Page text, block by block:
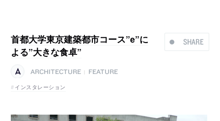
SHARE
首都大学東京建築都市コース”e”に
よる”大きな食卓”
ARCHITECTURE
FEATURE
インスタレーション